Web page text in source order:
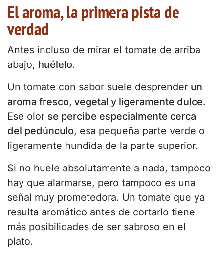
El aroma, la primera pista de
verdad
Antes incluso de mirar el tomate de arriba
abajo, huélelo.
Un tomate con sabor suele desprender un
aroma fresco, vegetal y ligeramente dulce.
Ese olor se percibe especialmente cerca
del pedúnculo, esa pequeña parte verde o
ligeramente hundida de la parte superior.
Si no huele absolutamente a nada, tampoco
hay que alarmarse, pero tampoco es una
señal muy prometedora. Un tomate que ya
resulta aromático antes de cortarlo tiene
más posibilidades de ser sabroso en el
plato.